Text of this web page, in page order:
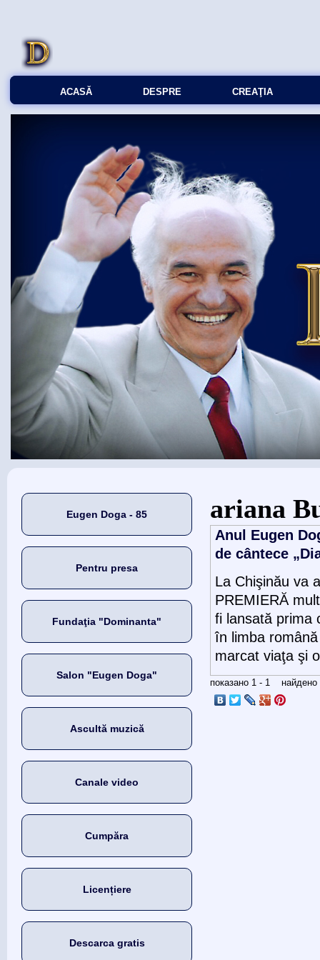
ACASĂ DESPRE CREAŢIA
Eugen Doga - 85
Pentru presa
Fundaţia "Dominanta"
Salon "Eugen Doga"
Ascultă muzică
Canale video
Cumpăra
Licențiere
Descarca gratis
Eşti aici
ariana
Anul Eugen
de cântece
La Chişinău va
PREMIERĂ
fi lansată prima
în limba
marcat viaţa şi
показано 1 - 1 найдено